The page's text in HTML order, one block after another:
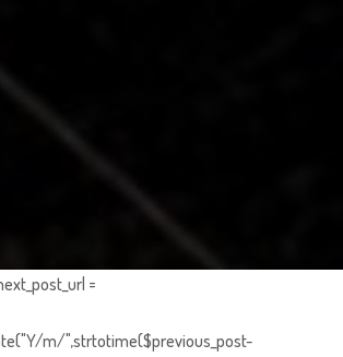
=
m/",strtotime($previous_post-